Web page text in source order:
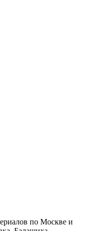
по Москве и